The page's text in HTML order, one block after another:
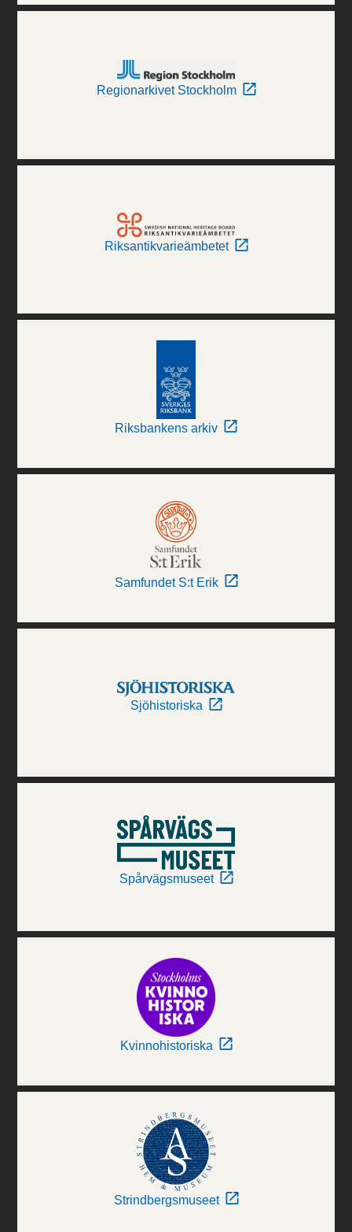
Regionarkivet Stockholm
Riksantikvarieämbetet
Riksbankens arkiv
Samfundet S:t Erik
Sjöhistoriska
Spårvägsmuseet
Kvinnohistoriska
Strindbergsmuseet